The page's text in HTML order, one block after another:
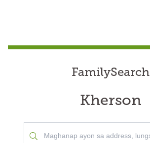
FamilySearch
Kherson